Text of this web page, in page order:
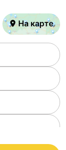
На карте